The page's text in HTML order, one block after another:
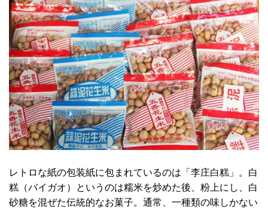
レトロな紙の包装紙に包まれているのは「李庄白糕」。白
糕（バイガオ）というのは糯米を炒めた後、粉上にし、白
砂糖を混ぜた伝統的なお菓子。通常、一種類の味しかない